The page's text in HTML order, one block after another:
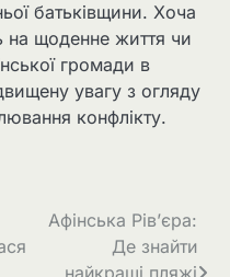
батьківщини. Хоча
на щоденне життя чи
громади в
увагу з огляду
конфлікту.
Афінська Рів’єра:
Де знайти
найкращі пляжі